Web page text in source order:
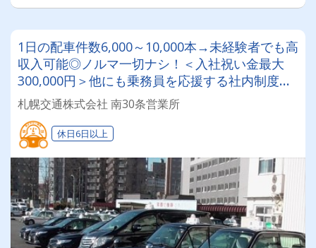
1日の配車件数6,000～10,000本→未経験者でも高
収入可能◎ノルマ一切ナシ！＜入社祝い金最大
300,000円＞他にも乗務員を応援する社内制度＋
ライフスタイルに合わせて働ける選択肢も複数あ
り！
札幌交通株式会社 南30条営業所
休日6日以上